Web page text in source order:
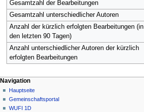
Gesamtzahl der Bearbeitungen
Gesamtzahl unterschiedlicher Autoren
Anzahl der kürzlich erfolgten Bearbeitungen (in
den letzten 90 Tagen)
Anzahl unterschiedlicher Autoren der kürzlich
erfolgten Bearbeitungen
N
a
v
Seitenaktionen
Seite
Diskussion
Lesen
Meine Werkzeuge
Anmelden
Navigation
Hauptseite
Gemeinschafts­portal
WUFI 1D